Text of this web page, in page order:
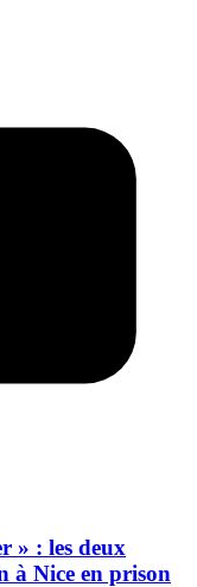
» : les deux
à Nice en prison